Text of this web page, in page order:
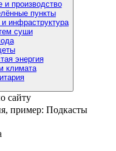
и производство
пункты
инфраструктура
суши
энергия
климата
сайту
пример: Подкасты